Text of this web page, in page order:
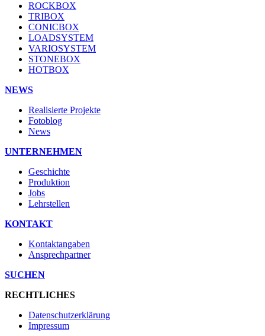
ROCKBOX
TRIBOX
CONICBOX
LOADSYSTEM
VARIOSYSTEM
STONEBOX
HOTBOX
NEWS
Realisierte Projekte
Fotoblog
News
UNTERNEHMEN
Geschichte
Produktion
Jobs
Lehrstellen
KONTAKT
Kontaktangaben
Ansprechpartner
SUCHEN
RECHTLICHES
Datenschutzerklärung
Impressum